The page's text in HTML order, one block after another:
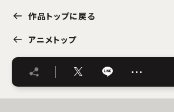
作品トップに戻る
アニメトップ
…